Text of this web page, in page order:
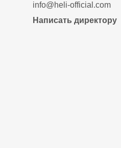
info@heli-official.com
Написать директору